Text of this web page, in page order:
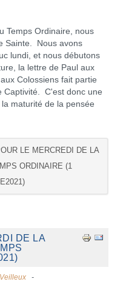
Ordinaire, nous
Sainte. Nous avons
lundi, et nous débutons
la lettre de Paul aux
Colossiens fait partie
Captivité. C'est donc une
maturité de la pensée
LE MERCREDI DE LA
ORDINAIRE (1
DE LA